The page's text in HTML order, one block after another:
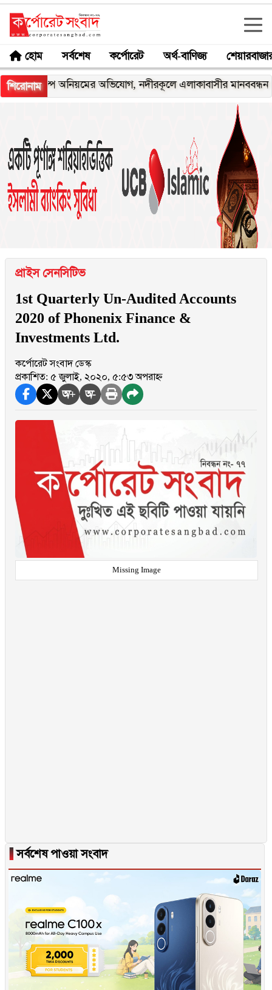
হোম সর্বশেষ কর্পোরেট অর্থ-বাণিজ্য
শিরোনামঅনিয়মের অভিযোগ, নদীরকূলে এলাকাবাসীর মানববন্ধন শেখ
প্রাইস সেনসিটিভ
1st Quarterly Un-Audited Accounts
2020 of Phonenix Finance &
Investments Ltd.
কর্পোরেট সংবাদ ডেস্ক
প্রকাশিত: ৫ জুলাই, ২০২০, ৫:৫৩ অপরাহ্ন
অ+ অ-
Missing Image
▐সর্বশেষ পাওয়া সংবাদ